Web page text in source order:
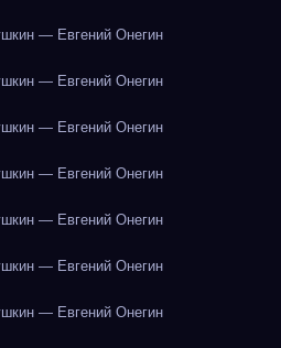
— Евгений Онегин
— Евгений Онегин
— Евгений Онегин
— Евгений Онегин
— Евгений Онегин
— Евгений Онегин
— Евгений Онегин